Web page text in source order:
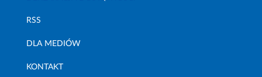
RSS
DLA MEDIÓW
KONTAKT